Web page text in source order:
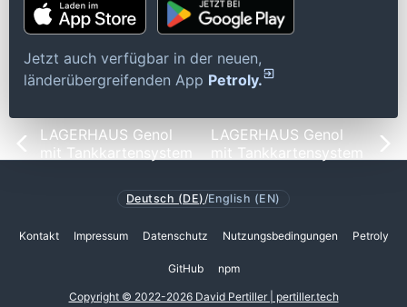
Jetzt auch verfügbar in der neuen,
länderübergreifenden App Petroly.
LAGERHAUS Genol
mit Tankkartensystem
LAGERHAUS Genol
mit Tankkartensystem
Deutsch (DE)/English (EN)
Kontakt Impressum Datenschutz Nutzungsbedingungen Petroly
GitHub npm
Copyright © 2022-2026 David Pertiller | pertiller.tech